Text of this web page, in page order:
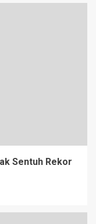
Sentuh Rekor